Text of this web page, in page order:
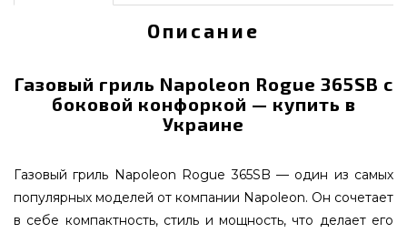
Описание
Газовый гриль Napoleon Rogue 365SB с
боковой конфоркой — купить в
Украине
Газовый гриль Napoleon Rogue 365SB — один из самых
популярных моделей от компании Napoleon. Он сочетает
в себе компактность, стиль и мощность, что делает его